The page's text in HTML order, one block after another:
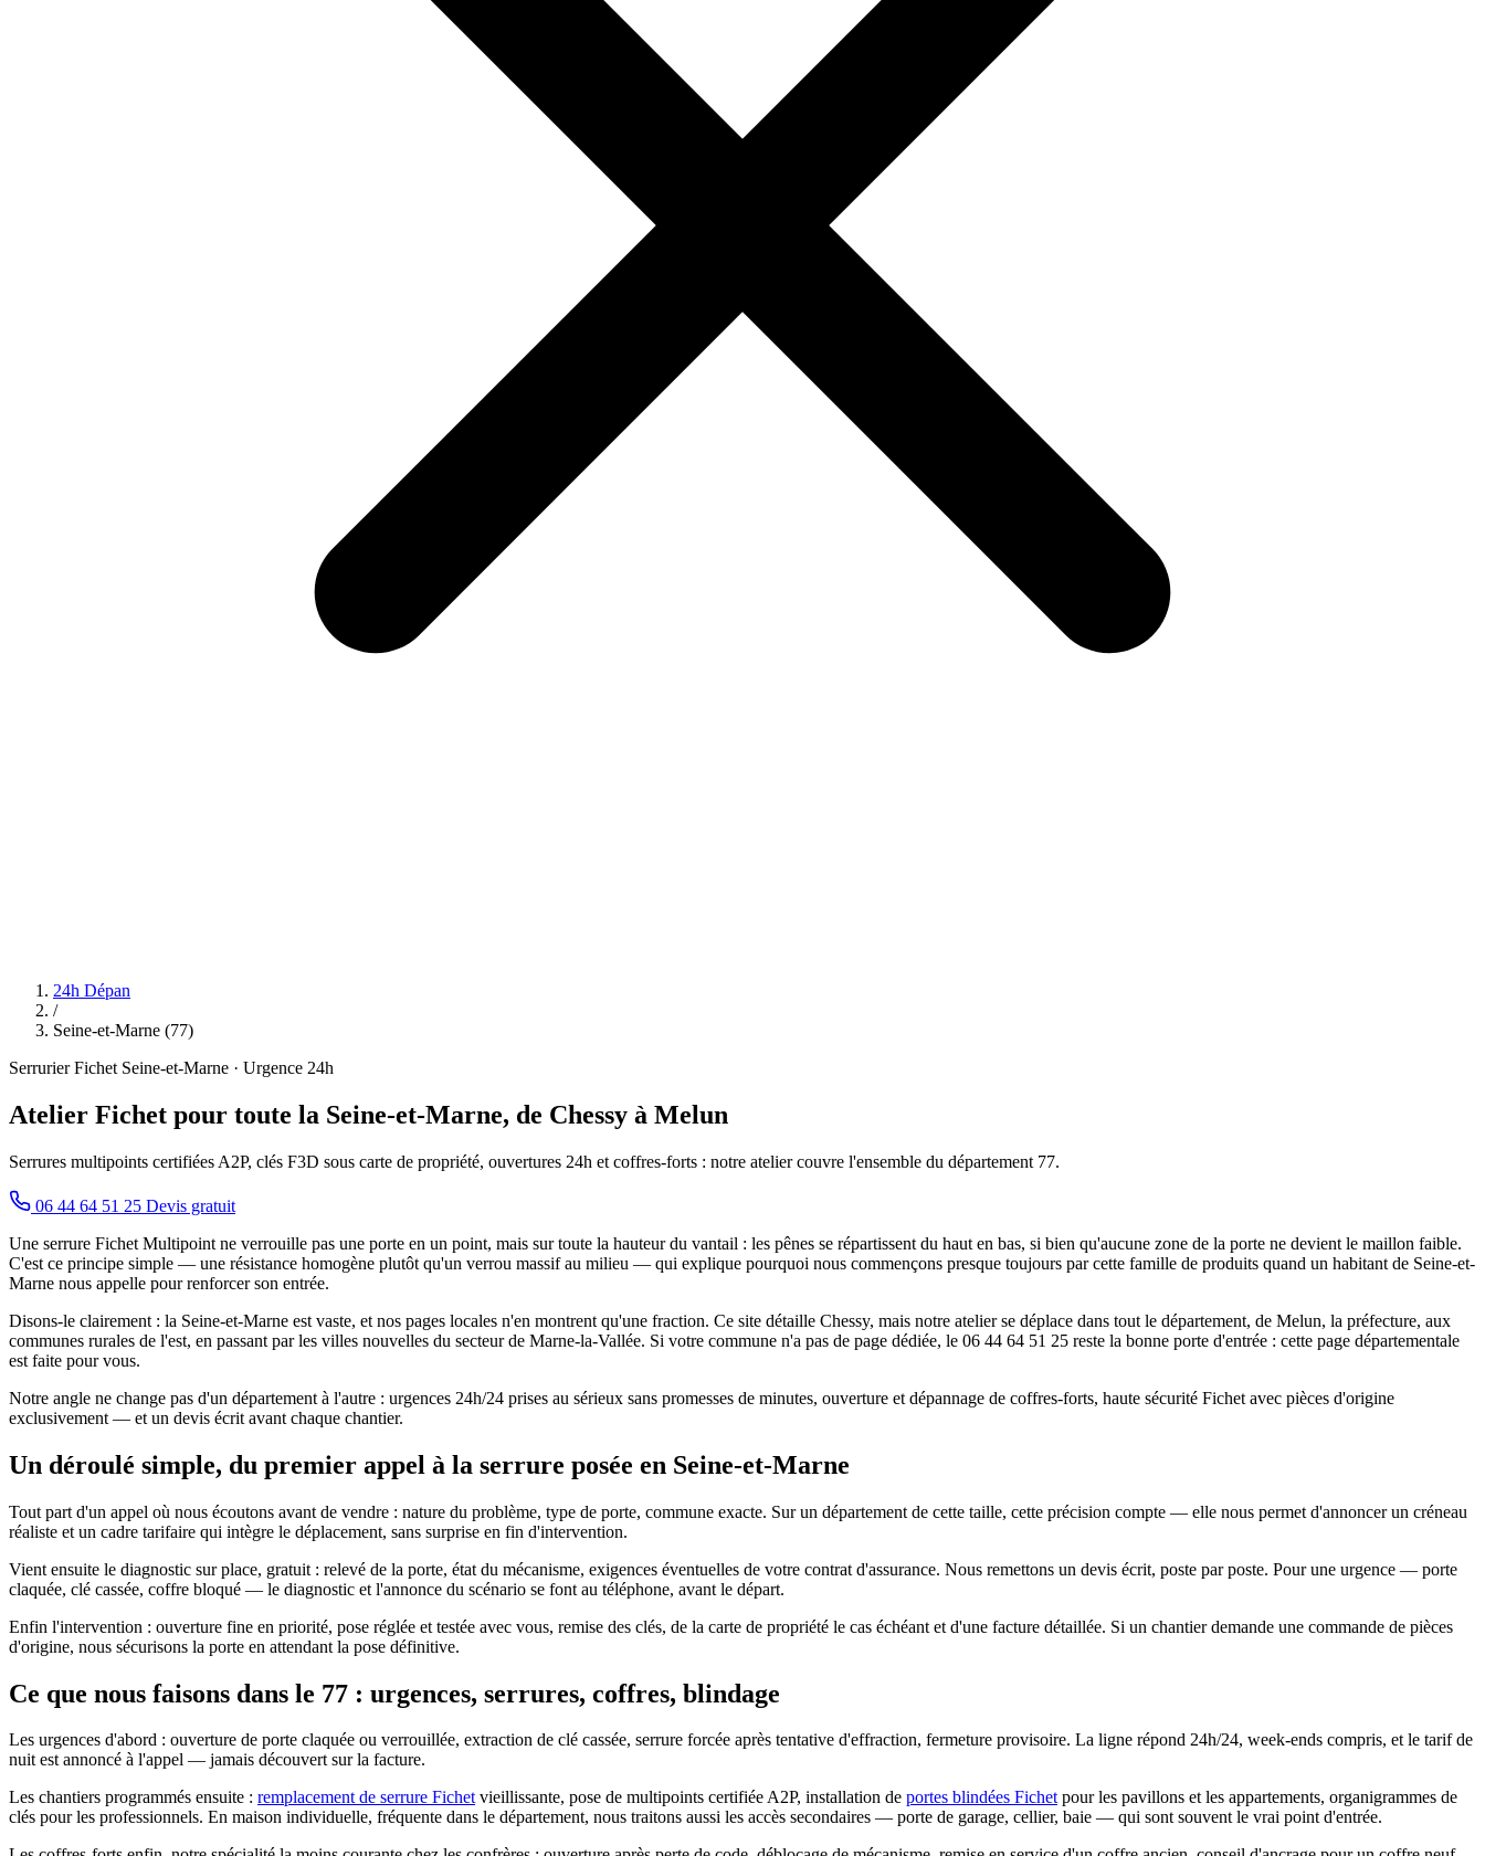
24h Dépan
/
Seine-et-Marne (77)
Serrurier Fichet Seine-et-Marne · Urgence 24h
Atelier Fichet pour toute la Seine-et-Marne, de Chessy à Melun
Serrures multipoints certifiées A2P, clés F3D sous carte de propriété, ouvertures 24h et coffres-forts : notre atelier couvre l'ensemble du département 77.
06 44 64 51 25 Devis gratuit
Une serrure Fichet Multipoint ne verrouille pas une porte en un point, mais sur toute la hauteur du vantail : les pênes se répartissent du haut en bas, si bien qu'aucune zone de la porte ne devient le maillon faible.
C'est ce principe simple — une résistance homogène plutôt qu'un verrou massif au milieu — qui explique pourquoi nous commençons presque toujours par cette famille de produits quand un habitant de Seine-et-
Marne nous appelle pour renforcer son entrée.
Disons-le clairement : la Seine-et-Marne est vaste, et nos pages locales n'en montrent qu'une fraction. Ce site détaille Chessy, mais notre atelier se déplace dans tout le département, de Melun, la préfecture, aux
communes rurales de l'est, en passant par les villes nouvelles du secteur de Marne-la-Vallée. Si votre commune n'a pas de page dédiée, le 06 44 64 51 25 reste la bonne porte d'entrée : cette page départementale
est faite pour vous.
Notre angle ne change pas d'un département à l'autre : urgences 24h/24 prises au sérieux sans promesses de minutes, ouverture et dépannage de coffres-forts, haute sécurité Fichet avec pièces d'origine
exclusivement — et un devis écrit avant chaque chantier.
Un déroulé simple, du premier appel à la serrure posée en Seine-et-Marne
Tout part d'un appel où nous écoutons avant de vendre : nature du problème, type de porte, commune exacte. Sur un département de cette taille, cette précision compte — elle nous permet d'annoncer un créneau
réaliste et un cadre tarifaire qui intègre le déplacement, sans surprise en fin d'intervention.
Vient ensuite le diagnostic sur place, gratuit : relevé de la porte, état du mécanisme, exigences éventuelles de votre contrat d'assurance. Nous remettons un devis écrit, poste par poste. Pour une urgence — porte
claquée, clé cassée, coffre bloqué — le diagnostic et l'annonce du scénario se font au téléphone, avant le départ.
Enfin l'intervention : ouverture fine en priorité, pose réglée et testée avec vous, remise des clés, de la carte de propriété le cas échéant et d'une facture détaillée. Si un chantier demande une commande de pièces
d'origine, nous sécurisons la porte en attendant la pose définitive.
Ce que nous faisons dans le 77 : urgences, serrures, coffres, blindage
Les urgences d'abord : ouverture de porte claquée ou verrouillée, extraction de clé cassée, serrure forcée après tentative d'effraction, fermeture provisoire. La ligne répond 24h/24, week-ends compris, et le tarif de
nuit est annoncé à l'appel — jamais découvert sur la facture.
Les chantiers programmés ensuite : remplacement de serrure Fichetvieillissante, pose de multipoints certifiée A2P, installation de portes blindées Fichetpour les pavillons et les appartements, organigrammes de
clés pour les professionnels. En maison individuelle, fréquente dans le département, nous traitons aussi les accès secondaires — porte de garage, cellier, baie — qui sont souvent le vrai point d'entrée.